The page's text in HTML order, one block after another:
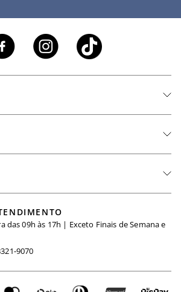
das 09h às 17h | Exceto Finais de Semana e
9070